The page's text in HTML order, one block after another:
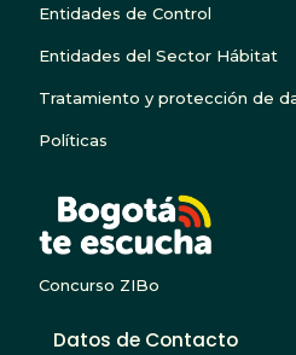
Entidades de Control
Entidades del Sector Hábitat
Tratamiento y protección de
Políticas
Concurso ZIBo
Datos de Contacto